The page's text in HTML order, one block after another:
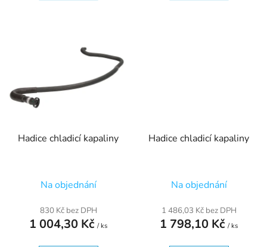
Hadice chladicí kapaliny
Na objednání
830 Kč bez DPH
1 004,30 Kč / ks
Hadice chladicí kapaliny
Na objednání
1 486,03 Kč bez DPH
1 798,10 Kč / ks